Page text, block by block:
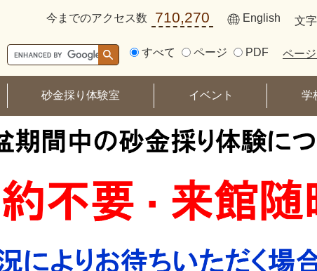
メニューを飛ばして本文へ
今までのアクセス数 710,270 English 文
すべて ページ PDF ペー
砂金採り体験室 イベント 学